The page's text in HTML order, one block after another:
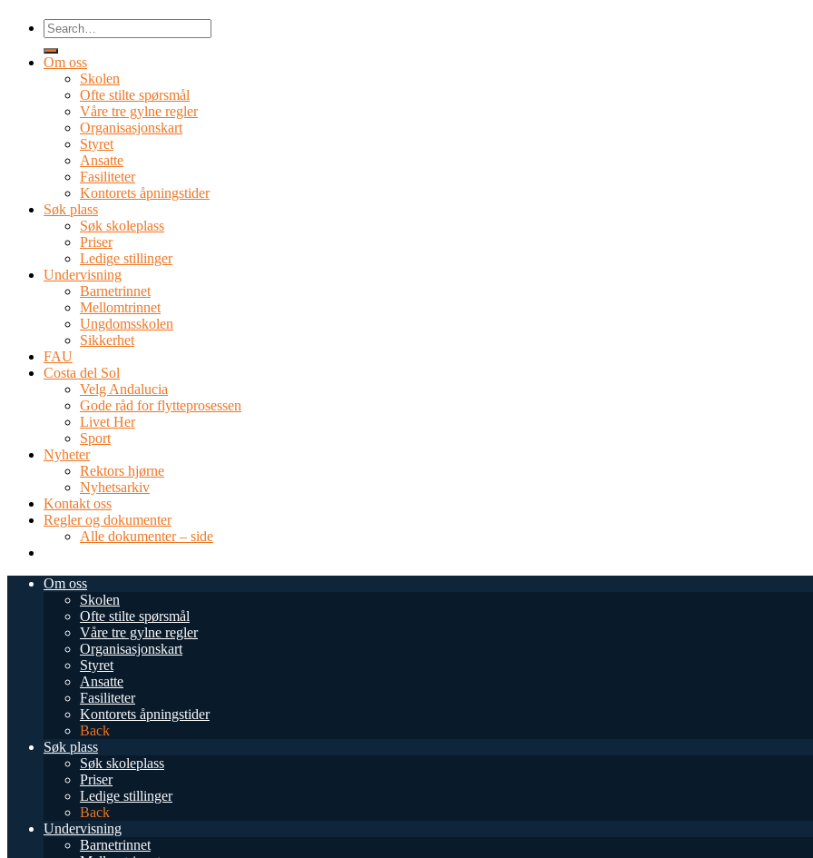
Om oss
Skolen
Ofte stilte spørsmål
Våre tre gylne regler
Organisasjonskart
Styret
Ansatte
Fasiliteter
Kontorets åpningstider
Søk plass
Søk skoleplass
Priser
Ledige stillinger
Undervisning
Barnetrinnet
Mellomtrinnet
Ungdomsskolen
Sikkerhet
FAU
Costa del Sol
Velg Andalucia
Gode råd for flytteprosessen
Livet Her
Sport
Nyheter
Rektors hjørne
Nyhetsarkiv
Kontakt oss
Regler og dokumenter
Alle dokumenter – side
Om oss
Skolen
Ofte stilte spørsmål
Våre tre gylne regler
Organisasjonskart
Styret
Ansatte
Fasiliteter
Kontorets åpningstider
Back
Søk plass
Søk skoleplass
Priser
Ledige stillinger
Back
Undervisning
Barnetrinnet